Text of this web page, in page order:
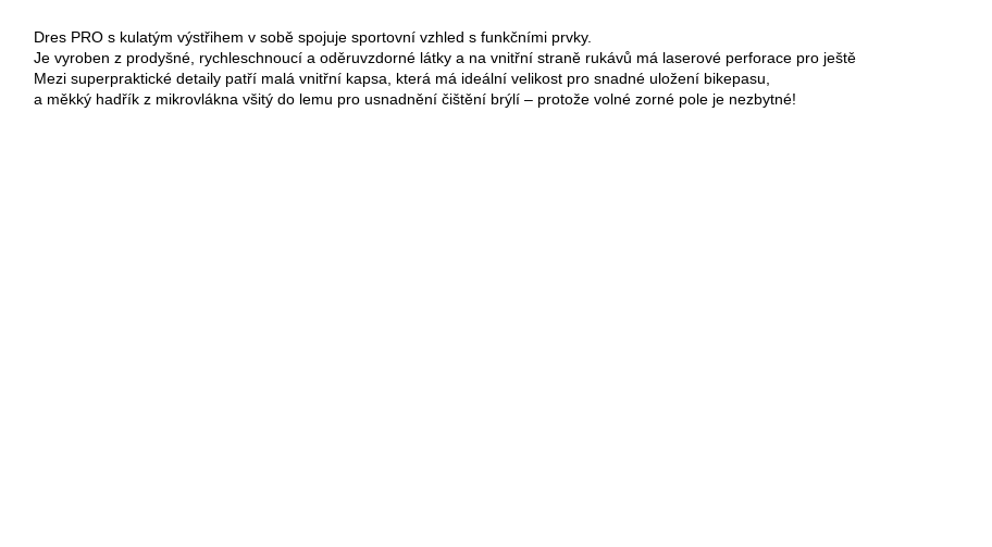
Dres PRO s kulatým výstřihem v sobě spojuje sportovní vzhled s funkčními prvky.
Je vyroben z prodyšné, rychleschnoucí a oděruvzdorné látky a na vnitřní straně rukávů má laserové perforace pro ještě lepší větrání.
Mezi superpraktické detaily patří malá vnitřní kapsa, která má ideální velikost pro snadné uložení bikepasu,
a měkký hadřík z mikrovlákna všitý do lemu pro usnadnění čištění brýlí – protože volné zorné pole je nezbytné!